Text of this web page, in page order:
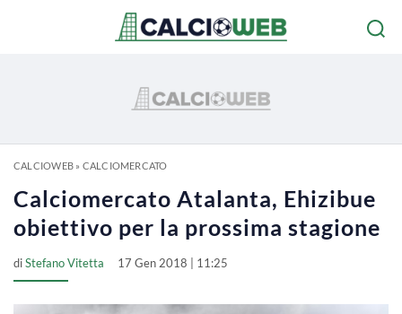
CALCIOWEB» CALCIOMERCATO
Calciomercato Atalanta, Ehizibue
obiettivo per la prossima stagione
diStefano Vitetta 17 Gen 2018 | 11:25